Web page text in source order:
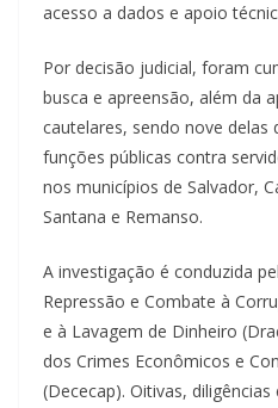
acesso a dados e apoio
Por decisão judicial, foram
busca e apreensão, além da
cautelares, sendo nove delas
funções públicas contra
nos municípios de Salvador,
Santana e Remanso.
A investigação é conduzida
Repressão e Combate à
e à Lavagem de Dinheiro
dos Crimes Econômicos e
(Dececap). Oitivas,